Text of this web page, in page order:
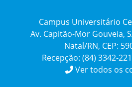
Campus Universitário
Av. Capitão-Mor Gouveia,
Natal/RN, CEP:
Recepção: (84) 3342-
Ver todos os